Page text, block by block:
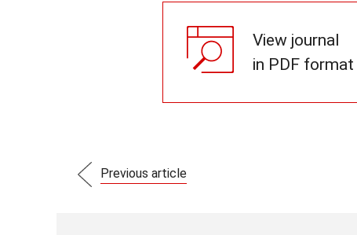
View journal
in PDF format
Previous article